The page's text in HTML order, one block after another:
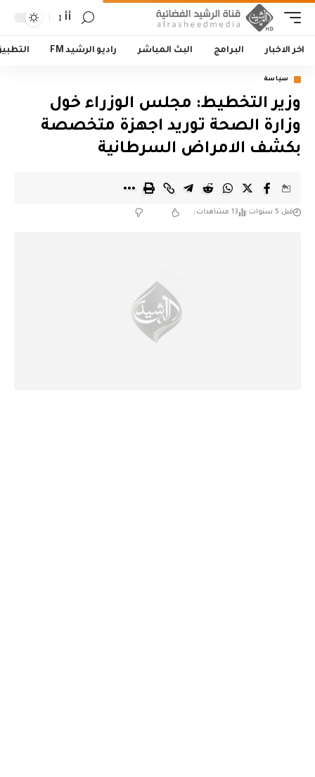
أأ
اخر الاخبار البرامج البث المباشر راديو الرشيد FM
سياسة
وزير التخطيط: مجلس الوزراء خول
وزارة الصحة توريد اجهزة متخصصة
بكشف الامراض السرطانية
قبل 5 سنوات 13 مشاهدات